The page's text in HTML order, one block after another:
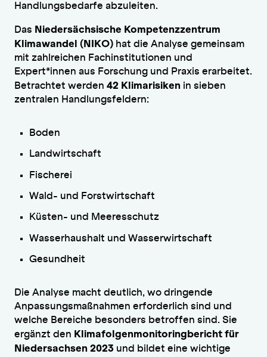
Handlungsbedarfe abzuleiten.
Das Niedersächsische Kompetenzzentrum
Klimawandel (NIKO) hat die Analyse gemeinsam
mit zahlreichen Fachinstitutionen und
Expert*innen aus Forschung und Praxis erarbeitet.
Betrachtet werden 42 Klimarisiken in sieben
zentralen Handlungsfeldern:
Boden
Landwirtschaft
Fischerei
Wald- und Forstwirtschaft
Küsten- und Meeresschutz
Wasserhaushalt und Wasserwirtschaft
Gesundheit
Die Analyse macht deutlich, wo dringende
Anpassungsmaßnahmen erforderlich sind und
welche Bereiche besonders betroffen sind. Sie
ergänzt den Klimafolgenmonitoringbericht für
Niedersachsen 2023 und bildet eine wichtige